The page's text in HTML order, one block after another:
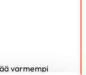
varmempi